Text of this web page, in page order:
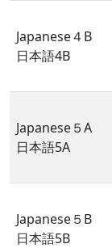
Japanese４B
日本語4B
Japanese５A
日本語5A
Japanese５B
日本語5B